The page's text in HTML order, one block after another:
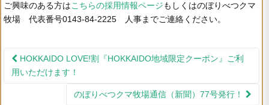
ご興味のある方はこちらの採用情報ページもしくはのぼりべつクマ
牧場 代表番号0143‐84‐2225 人事までご連絡ください。
投稿ナビゲーション
HOKKAIDO LOVE!割『HOKKAIDO地域限定クーポン』ご利
用いただけます！
のぼりべつクマ牧場通信（新聞）77号発行！